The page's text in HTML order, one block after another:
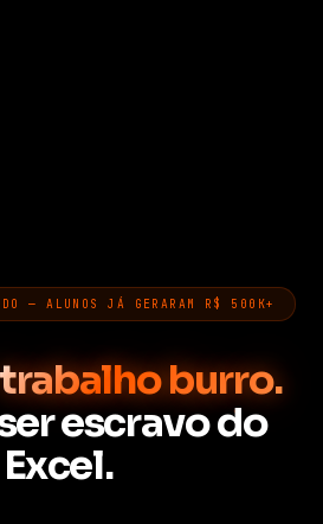
— ALUNOS JÁ GERARAM R$ 500K+
trabalho burro.
escravo do
Excel.